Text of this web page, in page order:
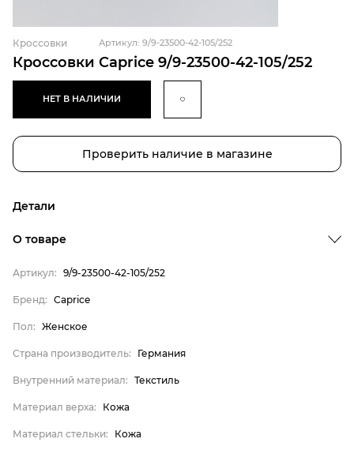
Кроссовки Caprice 9/9-23500-42-105/252
Кроссовки Артикул: 9/9-23500-42-105/252
НЕТ В НАЛИЧИИ
Проверить наличие в магазине
Детали
Бренд
Пол
Страна производитель
Внутренний материал
Материал верха
Материал стельки
О товаре
Артикул: 9/9-23500-42-105/252
Бренд: Caprice
Пол: Женское
Страна производитель: Германия
Внутренний материал: Текстиль
Материал верха: Кожа
Материал стельки: Кожа